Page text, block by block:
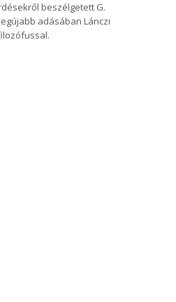
beszélgetett G.
adásában Lánczi